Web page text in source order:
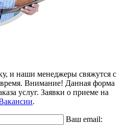
и наши менеджеры свяжутся с
Внимание! Данная форма
услуг. Заявки о приеме на
.
Ваш email: